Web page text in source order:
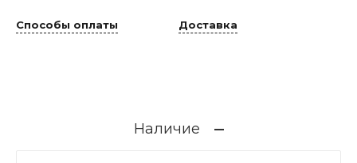
Способы оплаты Доставка
Наличие